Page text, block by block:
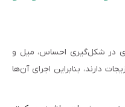
در شکل‌گیری احساس، میل و
دارند، بنابراین اجرای آن‌ها